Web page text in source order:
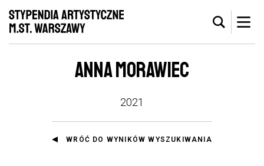
ANNA MORAWIEC
2021
WRÓĆ DO WYNIKÓW WYSZUKIWANIA